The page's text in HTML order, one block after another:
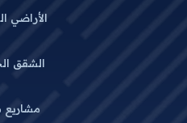
الأراضي
الشقق
مشاريع